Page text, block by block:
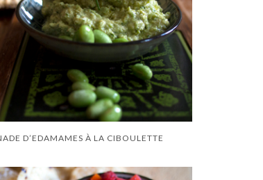
D’EDAMAMES À LA CIBOULETTE